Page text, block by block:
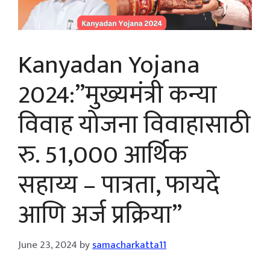
Kanyadan Yojana
2024:”मुख्यमंत्री कन्या
विवाह योजना विवाहासाठी
रु. 51,000 आर्थिक
सहाय्य – पात्रता, फायदे
आणि अर्ज प्रक्रिया”
June 23, 2024 bysamacharkatta11